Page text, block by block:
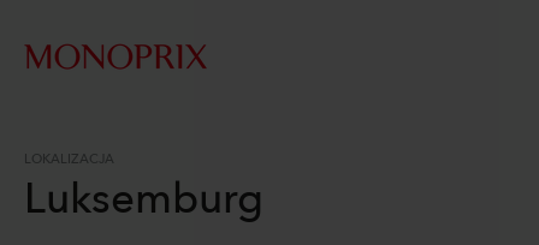
LOKALIZACJA
Luksemburg